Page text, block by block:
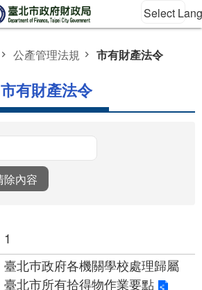
Select
公產管理法規 市有財產法令
市有財產法令
1
臺北巿政府各機關學校處理歸屬
臺北市所有拾得物作業要點